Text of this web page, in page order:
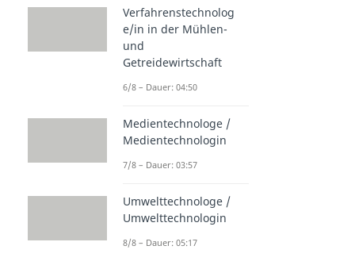
Verfahrenstechnolog
e/in in der Mühlen-
und
Getreidewirtschaft
6/8 – Dauer: 04:50
Medientechnologe /
Medientechnologin
7/8 – Dauer: 03:57
Umwelttechnologe /
Umwelttechnologin
8/8 – Dauer: 05:17